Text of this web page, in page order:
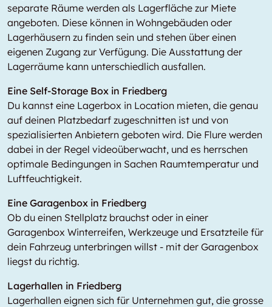
separate Räume werden als Lagerfläche zur Miete
angeboten. Diese können in Wohngebäuden oder
Lagerhäusern zu finden sein und stehen über einen
eigenen Zugang zur Verfügung. Die Ausstattung der
Lagerräume kann unterschiedlich ausfallen.
Eine Self-Storage Box in Friedberg
Du kannst eine Lagerbox in Location mieten, die genau
auf deinen Platzbedarf zugeschnitten ist und von
spezialisierten Anbietern geboten wird. Die Flure werden
dabei in der Regel videoüberwacht, und es herrschen
optimale Bedingungen in Sachen Raumtemperatur und
Luftfeuchtigkeit.
Eine Garagenbox in Friedberg
Ob du einen Stellplatz brauchst oder in einer
Garagenbox Winterreifen, Werkzeuge und Ersatzteile für
dein Fahrzeug unterbringen willst - mit der Garagenbox
liegst du richtig.
Lagerhallen in Friedberg
Lagerhallen eignen sich für Unternehmen gut, die grosse